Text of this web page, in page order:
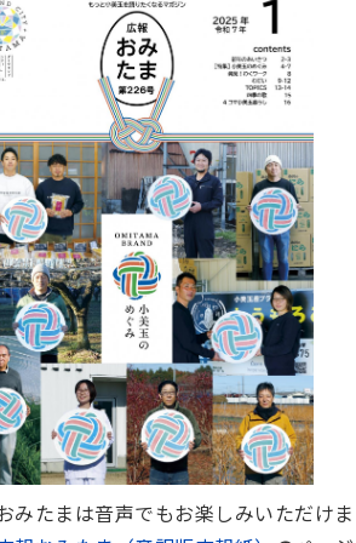
みたまは音声でもお楽しみいただけ